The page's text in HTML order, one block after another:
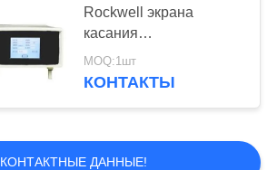
Rockwell экрана
касания
поверхностного
измерителя твердости
MOQ:1шт
КОНТАКТЫ
КОНТАКТНЫЕ ДАННЫЕ!